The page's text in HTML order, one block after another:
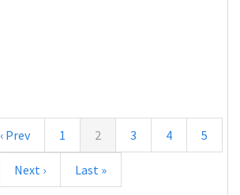
‹ Prev 1 2 3 4 5
Next › Last »